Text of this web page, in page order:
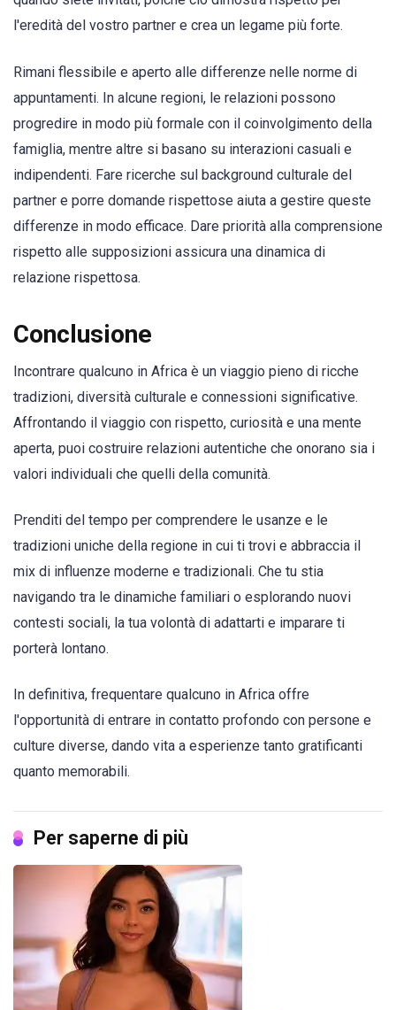
l'eredità del vostro partner e crea un legame più forte.
Rimani flessibile e aperto alle differenze nelle norme di
appuntamenti. In alcune regioni, le relazioni possono
progredire in modo più formale con il coinvolgimento della
famiglia, mentre altre si basano su interazioni casuali e
indipendenti. Fare ricerche sul background culturale del
partner e porre domande rispettose aiuta a gestire queste
differenze in modo efficace. Dare priorità alla comprensione
rispetto alle supposizioni assicura una dinamica di
relazione rispettosa.
Conclusione
Incontrare qualcuno in Africa è un viaggio pieno di ricche
tradizioni, diversità culturale e connessioni significative.
Affrontando il viaggio con rispetto, curiosità e una mente
aperta, puoi costruire relazioni autentiche che onorano sia i
valori individuali che quelli della comunità.
Prenditi del tempo per comprendere le usanze e le
tradizioni uniche della regione in cui ti trovi e abbraccia il
mix di influenze moderne e tradizionali. Che tu stia
navigando tra le dinamiche familiari o esplorando nuovi
contesti sociali, la tua volontà di adattarti e imparare ti
porterà lontano.
In definitiva, frequentare qualcuno in Africa offre
l'opportunità di entrare in contatto profondo con persone e
culture diverse, dando vita a esperienze tanto gratificanti
quanto memorabili.
Per saperne di più